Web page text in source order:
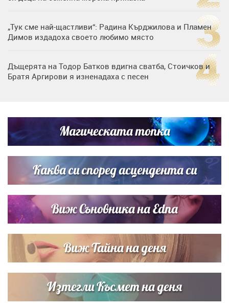
„Тук сме най-щастливи“: Радина Кърджилова и Пламен
Димов издадоха своето любимо място
Дъщерята на Тодор Батков вдигна сватба, Стоичков и
Братя Аргирови я изненадаха с песен
Списъкът е ясен: Джей Ло и Риана във ВИП гостите на
сватбата на Роналдо
Магическата топка
Каква си според асцендента си
Виж Съновника на Edna
Виж Тайна на деня
Изтегли Късмет на деня